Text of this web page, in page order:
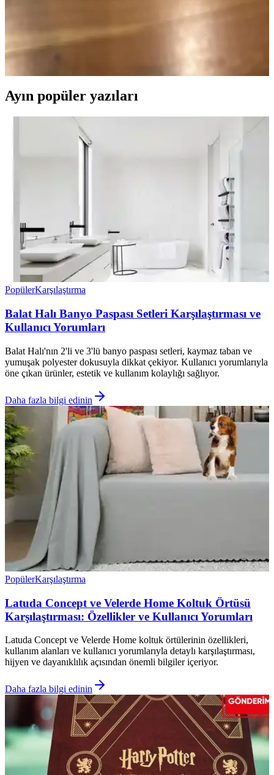
Boya Renkleri ve Dekorasyon Önerileri
Eski tarz siyah, gri ve beyaz granit tezgahlarla uyumlu dolap boya
renkleri ve dekorasyon önerileri sunuluyor. Doğru renk seçimi ve
aksesuarlarla mutfak görünümü yenilenebilir.
Ayın popüler yazıları
PopülerKarşılaştırma
Balat Halı Banyo Paspası Setleri Karşılaştırması ve
Kullanıcı Yorumları
Balat Halı'nın 2'li ve 3'lü banyo paspası setleri, kaymaz taban ve
yumuşak polyester dokusuyla dikkat çekiyor. Kullanıcı yorumlarıyla
öne çıkan ürünler, estetik ve kullanım kolaylığı sağlıyor.
Daha fazla bilgi edinin
PopülerKarşılaştırma
Latuda Concept ve Velerde Home Koltuk Örtüsü
Karşılaştırması: Özellikler ve Kullanıcı Yorumları
Latuda Concept ve Velerde Home koltuk örtülerinin özellikleri,
kullanım alanları ve kullanıcı yorumlarıyla detaylı karşılaştırması,
hijyen ve dayanıklılık açısından önemli bilgiler içeriyor.
Daha fazla bilgi edinin